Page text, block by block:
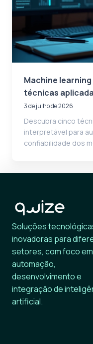
Machine
técnicas
3 de julho de 2026
Descubra cinco
interpretável para
confiabilidade dos
Soluções
inovadoras para
setores, com foco em
automação,
desenvolvimento e
integração de
artificial.